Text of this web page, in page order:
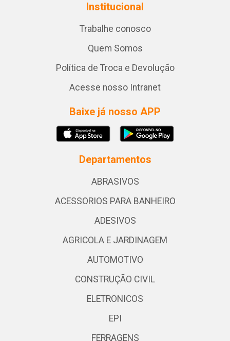
Institucional
Trabalhe conosco
Quem Somos
Política de Troca e Devolução
Acesse nosso Intranet
Baixe já nosso APP
Departamentos
ABRASIVOS
ACESSORIOS PARA BANHEIRO
ADESIVOS
AGRICOLA E JARDINAGEM
AUTOMOTIVO
CONSTRUÇÃO CIVIL
ELETRONICOS
EPI
FERRAGENS